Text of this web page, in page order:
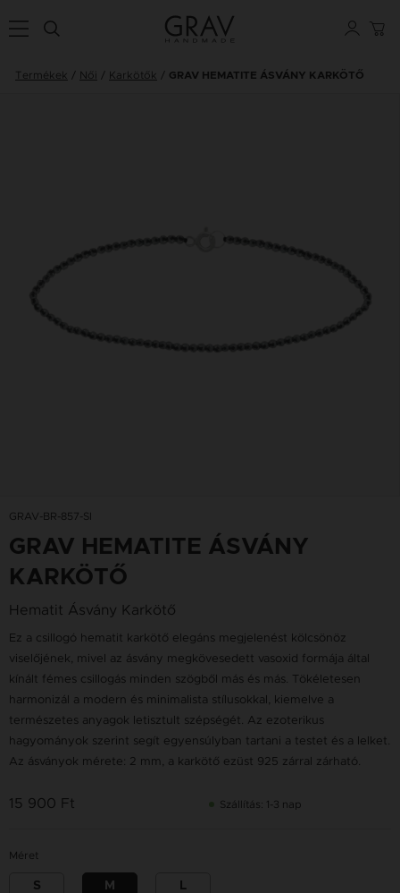
Termékek Női Karkötők GRAV HEMATITE ÁSVÁNY KARKÖTŐ
GRAV-BR-857-SI
GRAV HEMATITE ÁSVÁNY
KARKÖTŐ
Hematit Ásvány Karkötő
Ez a csillogó hematit karkötő elegáns megjelenést kölcsönöz
viselőjének, mivel az ásvány megkövesedett vasoxid formája által
kínált fémes csillogás minden szögből más és más. Tökéletesen
harmonizál a modern és minimalista stílusokkal, kiemelve a
természetes anyagok letisztult szépségét. Az ezoterikus
hagyományok szerint segít egyensúlyban tartani a testet és a lelket.
Az ásványok mérete: 2 mm, a karkötő ezüst 925 zárral zárható.
15 900 Ft Szállítás: 1-3 nap
Méret
S M L